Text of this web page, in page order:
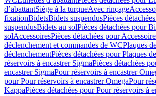
d’abattantSiège à la turqueAvec rinçage
fixationBidetsBidets suspendusPièces
suspendusBidets au solPièces détachées pour
solAccessoiresPièces détachées pour
déclenchement et commandes de WCPlaques
déclenchementPièces détachées pour Plaques
réservoirs à encastrer SigmaPièces détachées
encastrer SigmaPour réservoirs à encastrer
pour Pour réservoirs à encastrer OmegaPour
KappaPièces détachées pour Pour réservoirs à